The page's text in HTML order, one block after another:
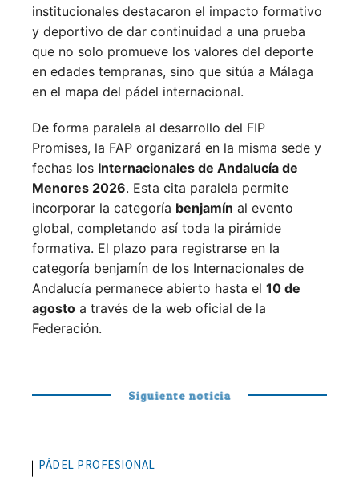
institucionales destacaron el impacto formativo
y deportivo de dar continuidad a una prueba
que no solo promueve los valores del deporte
en edades tempranas, sino que sitúa a Málaga
en el mapa del pádel internacional.
De forma paralela al desarrollo del FIP
Promises, la FAP organizará en la misma sede y
fechas los Internacionales de Andalucía de
Menores 2026. Esta cita paralela permite
incorporar la categoría benjamín al evento
global, completando así toda la pirámide
formativa. El plazo para registrarse en la
categoría benjamín de los Internacionales de
Andalucía permanece abierto hasta el 10 de
agosto a través de la web oficial de la
Federación.
Siguiente noticia
PÁDEL PROFESIONAL